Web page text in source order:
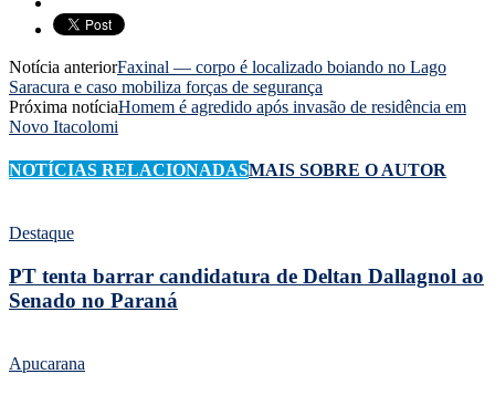
Notícia anteriorFaxinal — corpo é localizado boiando no Lago
Saracura e caso mobiliza forças de segurança
Próxima notíciaHomem é agredido após invasão de residência em
Novo Itacolomi
NOTÍCIAS RELACIONADASMAIS SOBRE O AUTOR
Destaque
PT tenta barrar candidatura de Deltan Dallagnol ao
Senado no Paraná
Apucarana